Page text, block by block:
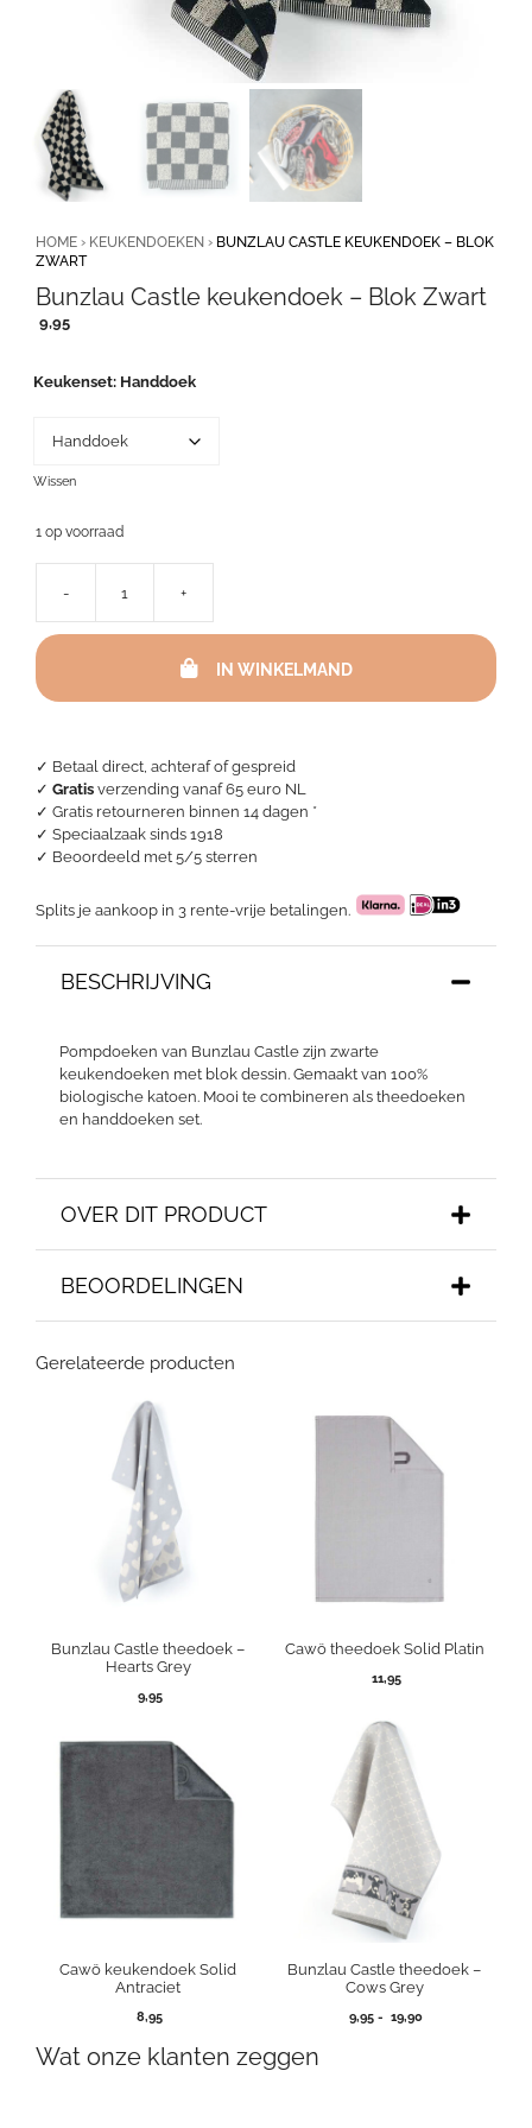
✓ Betaal direct, achteraf of gespreid
✓ Gratis verzending vanaf 65 euro NL
✓ Gratis retourneren binnen 14 dagen *
✓ Speciaalzaak sinds 1918
✓ Beoordeeld met 5/5 sterren
Splits je aankoop in 3 rente-vrije betalingen.
HOME › KEUKENDOEKEN › BUNZLAU CASTLE KEUKENDOEK – BLOK
ZWART
Bunzlau Castle keukendoek – Blok Zwart
9,95
BESCHRIJVING
Pompdoeken van Bunzlau Castle zijn zwarte
keukendoeken met blok dessin. Gemaakt van 100%
biologische katoen. Mooi te combineren als theedoeken
en handdoeken set.
OVER DIT PRODUCT
BEOORDELINGEN
Keukenset Handdoek
Wissen
1 op voorraad
-
Castle
+
IN WINKELMAND
Gerelateerde producten
Bunzlau Castle theedoek –
Hearts Grey
9,95
Cawö theedoek Solid Platin
11,95
Cawö keukendoek Solid
Antraciet
8,95
Bunzlau Castle theedoek –
Cows Grey
9,95 - 19,90Prijsklasse:
Wat onze klanten zeggen